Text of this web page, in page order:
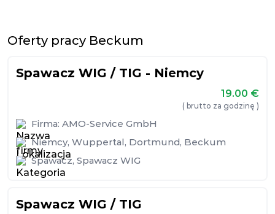
Oferty pracy Beckum
Spawacz WIG / TIG - Niemcy
19.00 €
( brutto za godzinę )
Firma: AMO-Service GmbH
Niemcy, Wuppertal, Dortmund, Beckum
Spawacz, Spawacz WIG
Spawacz WIG / TIG